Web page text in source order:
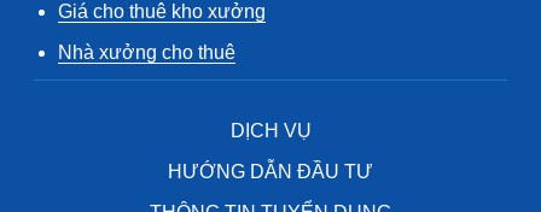
Giá cho thuê kho xưởng
Nhà xưởng cho thuê
DỊCH VỤ
HƯỚNG DẪN ĐẦU TƯ